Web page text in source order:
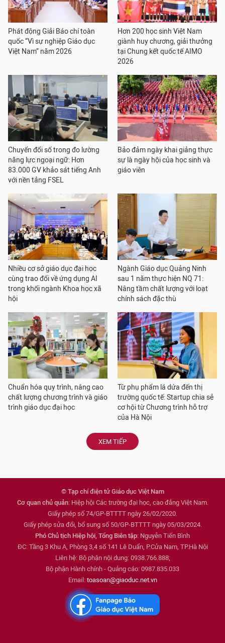
Phát động Giải Báo chí toàn
quốc “Vì sự nghiệp Giáo dục
Việt Nam” năm 2026
Hơn 200 học sinh Việt Nam
giành huy chương, giải thưởng
tại Chung kết quốc tế AIMO
2026
Chuyển đổi số trong đo lường
năng lực ngoại ngữ: Hơn
83.000 GV khảo sát tiếng Anh
với nền tảng FSEL
Bảo đảm ngày khai giảng thực
sự là ngày hội của học sinh và
giáo viên
Nhiều cơ sở giáo dục đại học
cùng trao đổi về ứng dụng AI
trong khối ngành Khoa học xã
hội
Ngành Giáo dục Quảng Ninh
sau 1 năm thực hiện NQ 71:
Nâng tầm chất lượng với loạt
chính sách đặc thù
Chuẩn hóa quy trình, nâng cao
chất lượng chương trình và giáo
trình giáo dục đại học
Từ phụ phẩm lá dứa đến thị
trường quốc tế: Startup chia sẻ
cơ hội từ Chương trình hỗ trợ
của Hà Nội
XEM TIẾP
© Tạp chí điện tử Giáo dục Việt Nam
Cơ quan chủ quản: Hiệp hội Các trường đại học, cao đẳng Việt Nam.
Giấy phép số 74/GP-BTTTT ngày 26/02/2020.
Giấy phép sửa đổi, bổ sung số 50/GP-BTTTT ngày 05/03/2024.
Phó Chủ tịch Hiệp hội, Tổng Biên tập: Nguyễn Tiến Bình
ĐC: Tầng 3 Khu A, Phòng 3,4 số 141 Lê Duẩn, P.Cửa Nam, TP.Hà Nội
Liên hệ: Bộ phận nội dung: 0938.766.888;
Bộ phận Hành chính - Quảng cáo: 0987.835.033
Email: toasoan@giaoduc.net.vn